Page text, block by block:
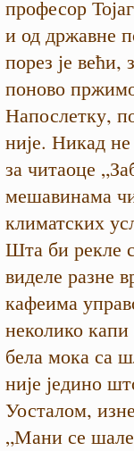
професор
и од државне
порез је већи,
поново
Напослетку,
није. Никад не
за читаоце
мешавинама
климатских
Шта би рекле
виделе разне
кафеима
неколико
бела мока са
није једино
Уосталом,
„Мани се